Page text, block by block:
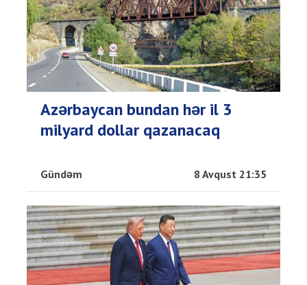
Azərbaycan bundan hər il 3
milyard dollar qazanacaq
Gündəm 8 Avqust 21:35